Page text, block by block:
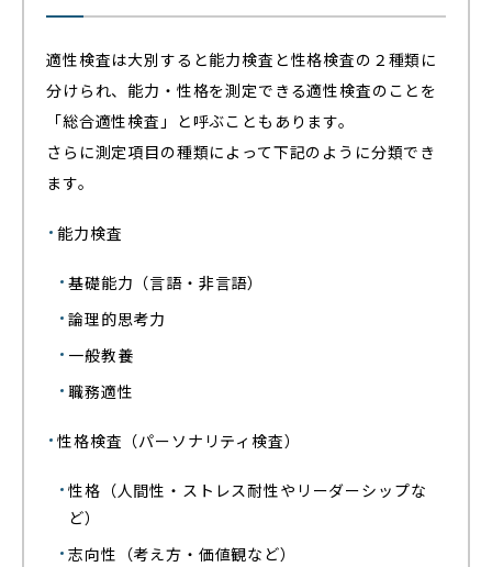
適性検査は大別すると能力検査と性格検査の２種類に
分けられ、能力・性格を測定できる適性検査のことを
「総合適性検査」と呼ぶこともあります。
さらに測定項目の種類によって下記のように分類でき
ます。
能力検査
基礎能力（言語・非言語）
論理的思考力
一般教養
職務適性
性格検査（パーソナリティ検査）
性格（人間性・ストレス耐性やリーダーシップな
ど）
志向性（考え方・価値観など）